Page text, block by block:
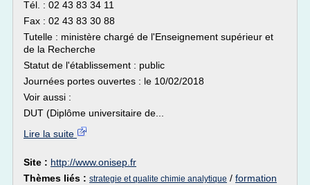
Tél. : 02 43 83 34 11
Fax : 02 43 83 30 88
Tutelle : ministère chargé de l'Enseignement supérieur et
de la Recherche
Statut de l'établissement : public
Journées portes ouvertes : le 10/02/2018
Voir aussi :
DUT (Diplôme universitaire de...
Lire la suite
Site : http://www.onisep.fr
Thèmes liés : strategie et qualite chimie analytique / formation